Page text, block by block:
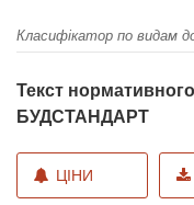
Класифікатор по видам
Текст
БУДСТАНДАРТ
ЦІНИ